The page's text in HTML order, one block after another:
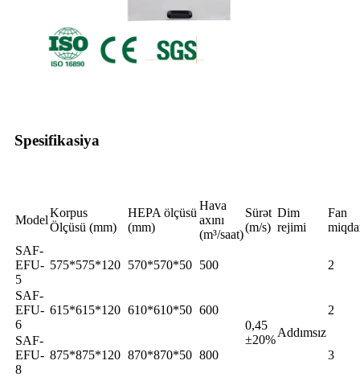
Spesifikasiya
Model
Korpus
Ölçüsü (mm)
HEPA ölçüsü
(mm)
Hava
axını
(m³/saat)
Sürət
(m/s)
Dim
rejimi
Fan
SAF-
EFU-
5
575*575*120 570*570*50 500
0,45
±20%
Addımsız
2
SAF-
EFU-
6
615*615*120 610*610*50 600 2
SAF-
EFU-
8
875*875*120 870*870*50 800 3